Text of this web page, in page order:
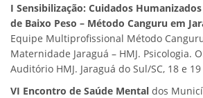
I Sensibilização: Cuidados
de Baixo Peso – Método Canguru em
Equipe Multiprofissional Método
Maternidade Jaraguá – HMJ. Psicologia.
Auditório HMJ. Jaraguá do Sul/SC, 18 e
VI Encontro de Saúde Mental dos